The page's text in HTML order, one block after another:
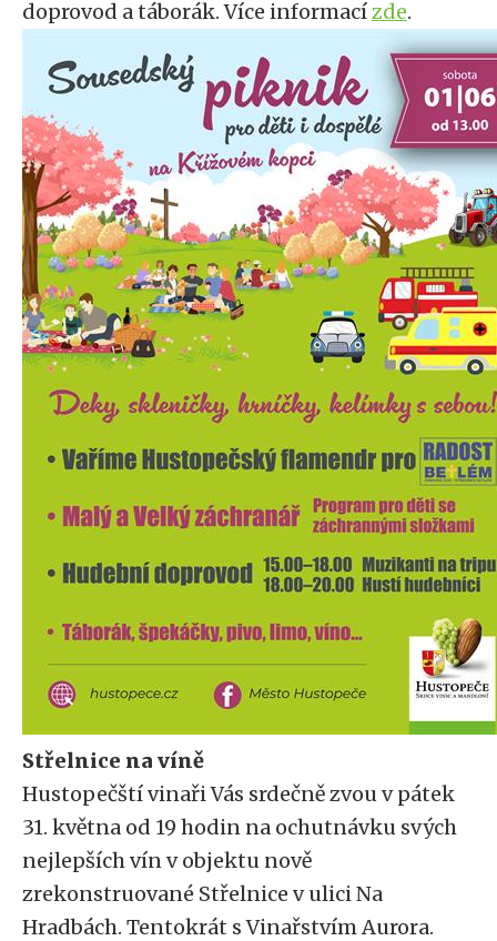
doprovod a táborák. Více informacízde.
Střelnice na víně
Hustopečští vinaři Vás srdečně zvou v pátek
31. května od 19 hodin na ochutnávku svých
nejlepších vín v objektu nově
zrekonstruované Střelnice v ulici Na
Hradbách. Tentokrát s Vinařstvím Aurora.